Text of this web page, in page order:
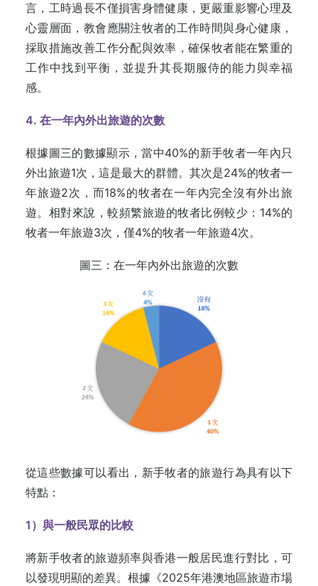
言，工時過長不僅損害身體健康，更嚴重影響心理及
心靈層面，教會應關注牧者的工作時間與身心健康，
採取措施改善工作分配與效率，確保牧者能在繁重的
工作中找到平衡，並提升其長期服侍的能力與幸福
感。
4. 在一年內外出旅遊的次數
根據圖三的數據顯示，當中40%的新手牧者一年內只
外出旅遊1次，這是最大的群體。其次是24%的牧者一
年旅遊2次，而18%的牧者在一年內完全沒有外出旅
遊。相對來說，較頻繁旅遊的牧者比例較少：14%的
牧者一年旅遊3次，僅4%的牧者一年旅遊4次。
圖三：在一年內外出旅遊的次數
從這些數據可以看出，新手牧者的旅遊行為具有以下
特點：
1 ）與一般民眾的比較
將新手牧者的旅遊頻率與香港一般居民進行對比，可
以發現明顯的差異。根據《2025年港澳地區旅遊市場